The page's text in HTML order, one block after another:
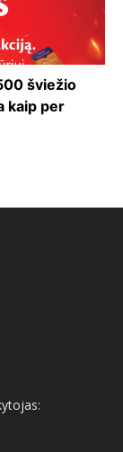
šviežio
kaip per